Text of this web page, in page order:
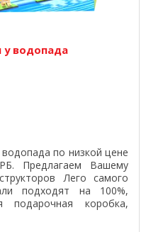
у водопада
по низкой цене
Предлагаем Вашему
Лего самого
подходят на 100%,
подарочная коробка,